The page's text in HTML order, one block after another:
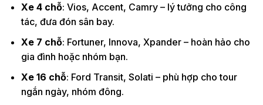
Xe 4 chỗ: Vios, Accent, Camry – lý tưởng cho công
tác, đưa đón sân bay.
Xe 7 chỗ: Fortuner, Innova, Xpander – hoàn hảo cho
gia đình hoặc nhóm bạn.
Xe 16 chỗ: Ford Transit, Solati – phù hợp cho tour
ngắn ngày, nhóm đông.